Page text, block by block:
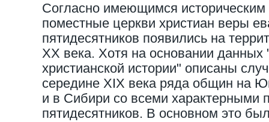
Согласно имеющимся
поместные церкви христиан веры
пятидесятников появились на
XX века. Хотя на основании
христианской истории" описаны
середине XIX века ряда общин на
и в Сибири со всеми характерными
пятидесятников. В основном это